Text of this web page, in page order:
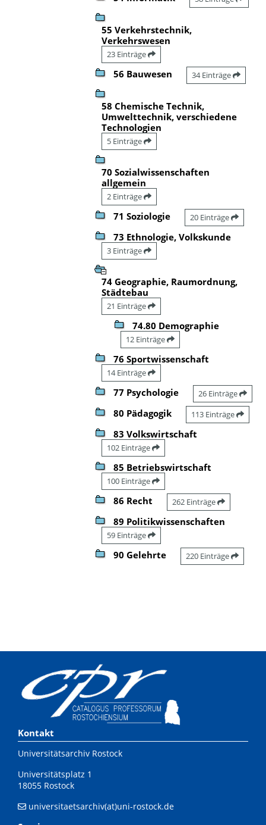
55 Verkehrstechnik,
Verkehrswesen
23 Einträge
56 Bauwesen 34 Einträge
58 Chemische Technik,
Umwelttechnik, verschiedene
Technologien
5 Einträge
70 Sozialwissenschaften
allgemein
2 Einträge
71 Soziologie 20 Einträge
73 Ethnologie, Volkskunde
3 Einträge
74 Geographie, Raumordnung,
Städtebau
21 Einträge
74.80 Demographie
12 Einträge
76 Sportwissenschaft
14 Einträge
77 Psychologie 26 Einträge
80 Pädagogik 113 Einträge
83 Volkswirtschaft
102 Einträge
85 Betriebswirtschaft
100 Einträge
86 Recht 262 Einträge
89 Politikwissenschaften
59 Einträge
90 Gelehrte 220 Einträge
Kontakt
Universitätsarchiv Rostock
Universitätsplatz 1
18055 Rostock
universitaetsarchiv(at)uni-rostock.de